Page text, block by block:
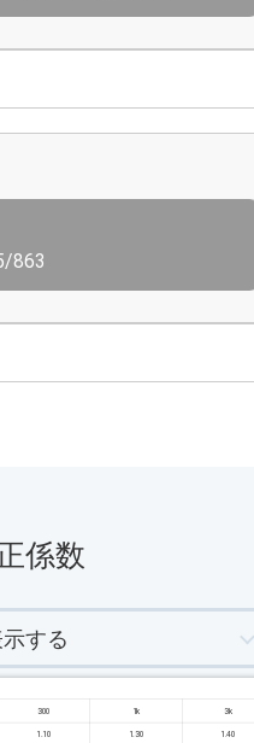
863
係数
する
300 1k 3k
1.10 1.30 1.40